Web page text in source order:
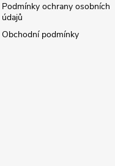
Podmínky ochrany osobních
údajů
Obchodní podmínky